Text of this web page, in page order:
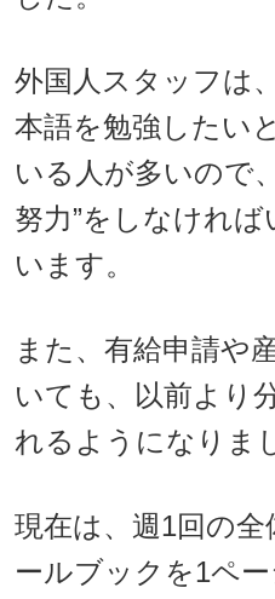
外国人スタッフは
本語を勉強したい
いる人が多いので
努力”をしなけれ
います。
また、有給申請や
いても、以前より
れるようになりま
現在は、週1回の
ールブックを1ペ